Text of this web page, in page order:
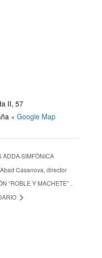
II, 57
+ Google Map
Casanova, director
“ROBLE Y MACHETE” .